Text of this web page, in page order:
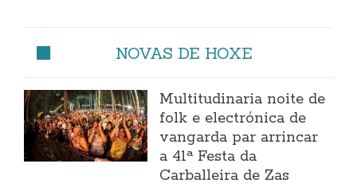
NOVAS DE HOXE
Multitudinaria noite de
folk e electrónica de
vangarda par arrincar
a 41ª Festa da
Carballeira de Zas